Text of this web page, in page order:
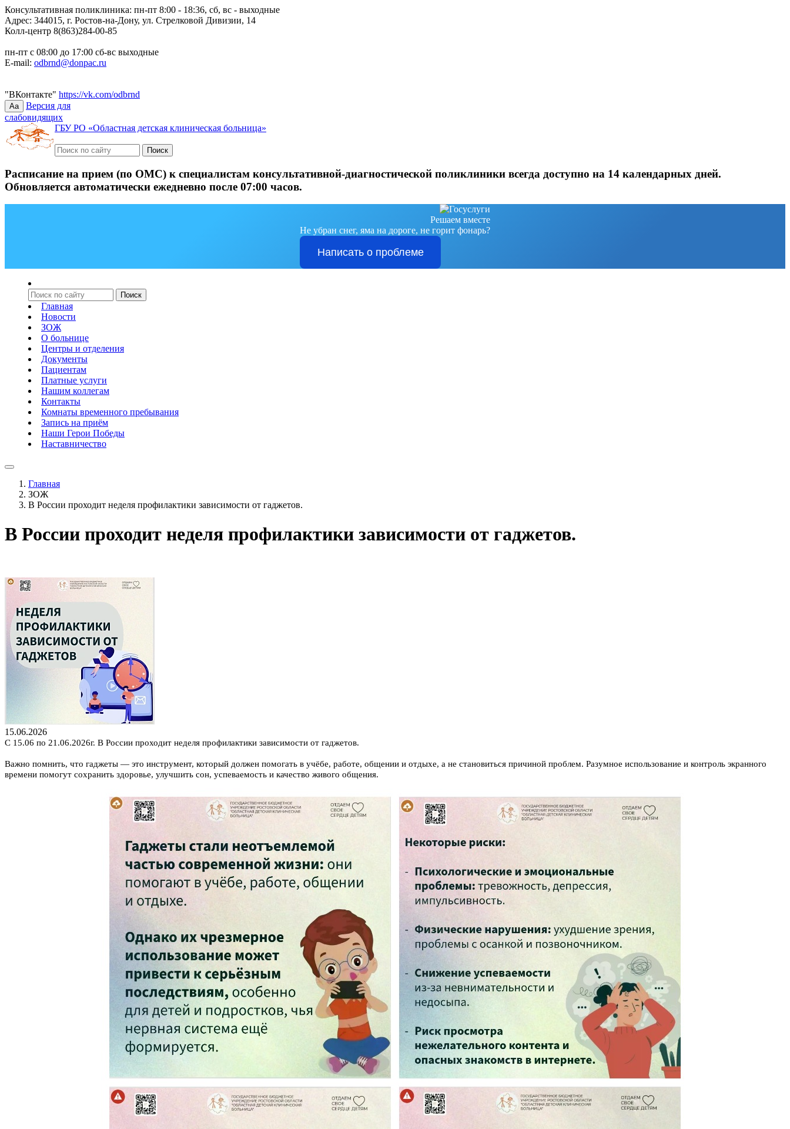
Консультативная поликлиника: пн-пт 8:00 - 18:36, сб, вс - выходные
Адрес: 344015, г. Ростов-на-Дону, ул. Стрелковой Дивизии, 14
Колл-центр 8(863)284-00-85
пн-пт с 08:00 до 17:00 сб-вс выходные
E-mail: odbrnd@donpac.ru
"ВКонтакте" https://vk.com/odbrnd
Aa
Версия для
слабовидящих
ГБУ РО «Областная детская клиническая больница»
Расписание на прием (по ОМС) к специалистам консультативной-диагностической поликлиники всегда доступно на 14 календарных дней.
Обновляется автоматически ежедневно после 07:00 часов.
Решаем вместе
Не убран снег, яма на дороге, не горит фонарь?
Написать о проблеме
Главная
Новости
ЗОЖ
О больнице
Центры и отделения
Документы
Пациентам
Платные услуги
Нашим коллегам
Контакты
Комнаты временного пребывания
Запись на приём
Наши Герои Победы
Наставничество
Главная
ЗОЖ
В России проходит неделя профилактики зависимости от гаджетов.
В России проходит неделя профилактики зависимости от гаджетов.
15.06.2026
С 15.06 по 21.06.2026г. В России проходит неделя профилактики зависимости от гаджетов.
Важно помнить, что гаджеты — это инструмент, который должен помогать в учёбе, работе, общении и отдыхе, а не становиться причиной проблем. Разумное использование и контроль экранного
времени помогут сохранить здоровье, улучшить сон, успеваемость и качество живого общения.